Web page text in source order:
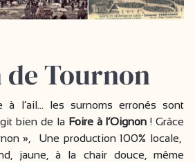
de Tournon
à l’ail... les surnoms erronés sont
bien de la Foire à l’Oignon ! Grâce
», Une production 100% locale,
jaune, à la chair douce, même